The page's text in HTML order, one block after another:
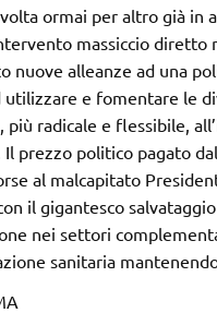
ormai per altro già in
massiccio diretto
nuove alleanze ad una
e fomentare le
radicale e flessibile,
prezzo politico pagato
al malcapitato
il gigantesco
nei settori
sanitaria